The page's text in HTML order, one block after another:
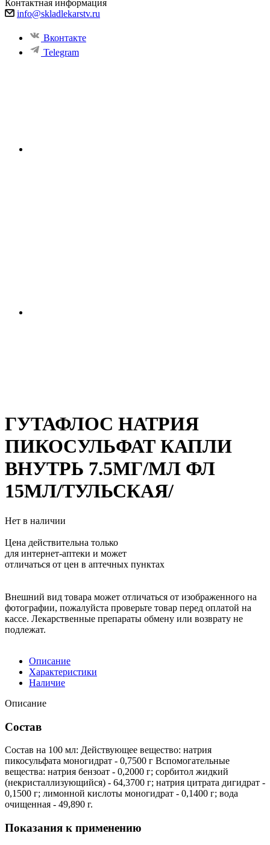
Контактная информация
info@skladlekarstv.ru
Вконтакте
Telegram
ГУТАФЛОС НАТРИЯ
ПИКОСУЛЬФАТ КАПЛИ
ВНУТРЬ 7.5МГ/МЛ ФЛ
15МЛ/ТУЛЬСКАЯ/
Нет в наличии
Цена действительна только
для интернет-аптеки и может
отличаться от цен в аптечных пунктах
Внешний вид товара может отличаться от изображенного на
фотографии, пожалуйста проверьте товар перед оплатой на
кассе. Лекарственные препараты обмену или возврату не
подлежат.
Описание
Характеристики
Наличие
Описание
Состав
Состав на 100 мл: Действующее вещество: натрия
пикосульфата моногидрат - 0,7500 г Вспомогательные
вещества: натрия бензоат - 0,2000 г; сорбитол жидкий
(некристаллизующийся) - 64,3700 г; натрия цитрата дигидрат -
0,1500 г; лимонной кислоты моногидрат - 0,1400 г; вода
очищенная - 49,890 г.
Показания к применению